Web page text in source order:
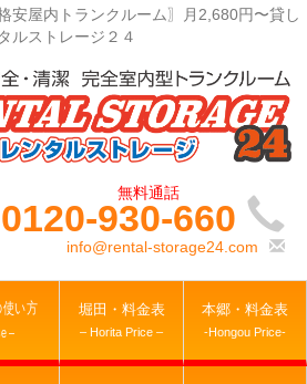
安屋内トランクルーム〗月2,680円〜貸し
ルストレージ２４
0120-930-660
info@rental-storage24.com
い方
–
堀田・料金表
– Horita Price –
本郷・料金表
-Hongou Price-